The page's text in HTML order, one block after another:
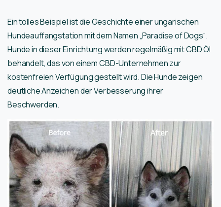
Ein tolles Beispiel ist die Geschichte einer ungarischen
Hundeauffangstation mit dem Namen „Paradise of Dogs“.
Hunde in dieser Einrichtung werden regelmäßig mit CBD Öl
behandelt, das von einem CBD-Unternehmen zur
kostenfreien Verfügung gestellt wird. Die Hunde zeigen
deutliche Anzeichen der Verbesserung ihrer
Beschwerden.